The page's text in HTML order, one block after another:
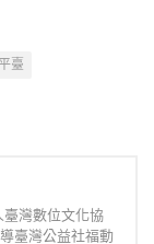
臺
灣數位文化協
臺灣公益社福動